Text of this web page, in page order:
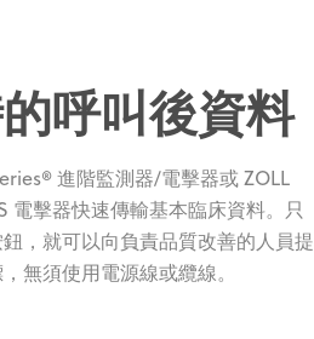
呼叫後資料
進階監測器/電擊器或 ZOLL
電擊器快速傳輸基本臨床資料。只
，就可以向負責品質改善的人員提
無須使用電源線或纜線。